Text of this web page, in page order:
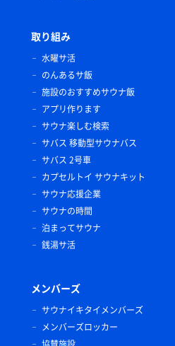
取り組み
水曜サ活
のんあるサ飯
施設のおすすめサウナ飯
アプリ作ります
サウナ楽しむ検索
サバス 移動型サウナバス
サバス 2号車
カプセルトイ サウナキット
サウナ応援企業
サウナの時間
泊まってサウナ
銭湯サ活
メンバーズ
サウナイキタイメンバーズ
メンバーズロッカー